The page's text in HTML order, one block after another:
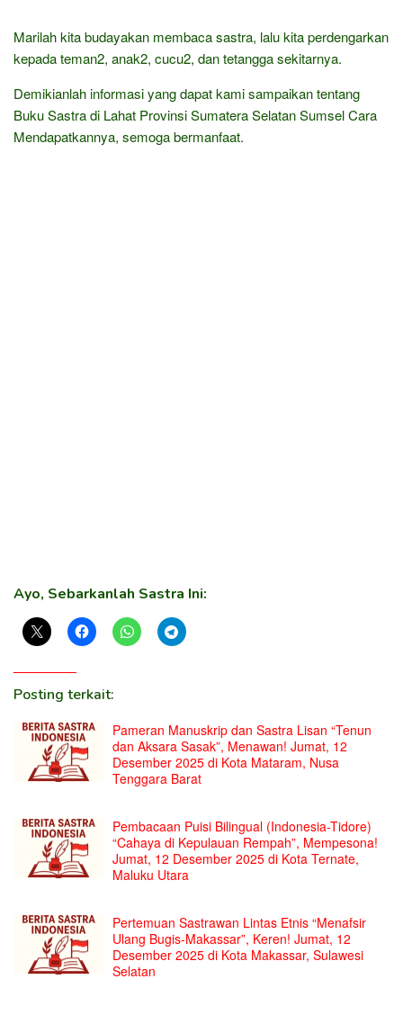
Marilah kita budayakan membaca sastra, lalu kita perdengarkan
kepada teman2, anak2, cucu2, dan tetangga sekitarnya.
Demikianlah informasi yang dapat kami sampaikan tentang
Buku Sastra di Lahat Provinsi Sumatera Selatan Sumsel Cara
Mendapatkannya, semoga bermanfaat.
Ayo, Sebarkanlah Sastra Ini:
Posting terkait:
Pameran Manuskrip dan Sastra Lisan “Tenun
dan Aksara Sasak”, Menawan! Jumat, 12
Desember 2025 di Kota Mataram, Nusa
Tenggara Barat
Pembacaan Puisi Bilingual (Indonesia-Tidore)
“Cahaya di Kepulauan Rempah”, Mempesona!
Jumat, 12 Desember 2025 di Kota Ternate,
Maluku Utara
Pertemuan Sastrawan Lintas Etnis “Menafsir
Ulang Bugis-Makassar”, Keren! Jumat, 12
Desember 2025 di Kota Makassar, Sulawesi
Selatan